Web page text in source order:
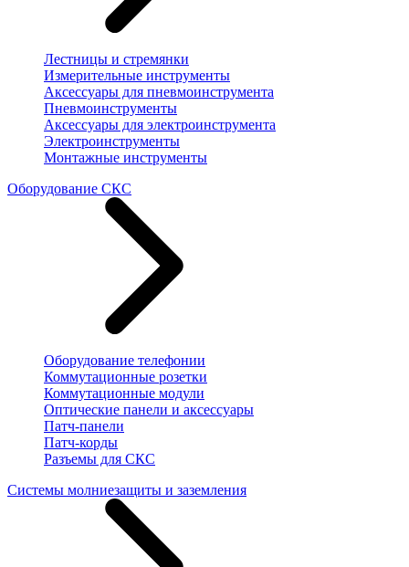
Лестницы и стремянки
Измерительные инструменты
Аксессуары для пневмоинструмента
Пневмоинструменты
Аксессуары для электроинструмента
Электроинструменты
Монтажные инструменты
Оборудование СКС
Оборудование телефонии
Коммутационные розетки
Коммутационные модули
Оптические панели и аксессуары
Патч-панели
Патч-корды
Разъемы для СКС
Системы молниезащиты и заземления